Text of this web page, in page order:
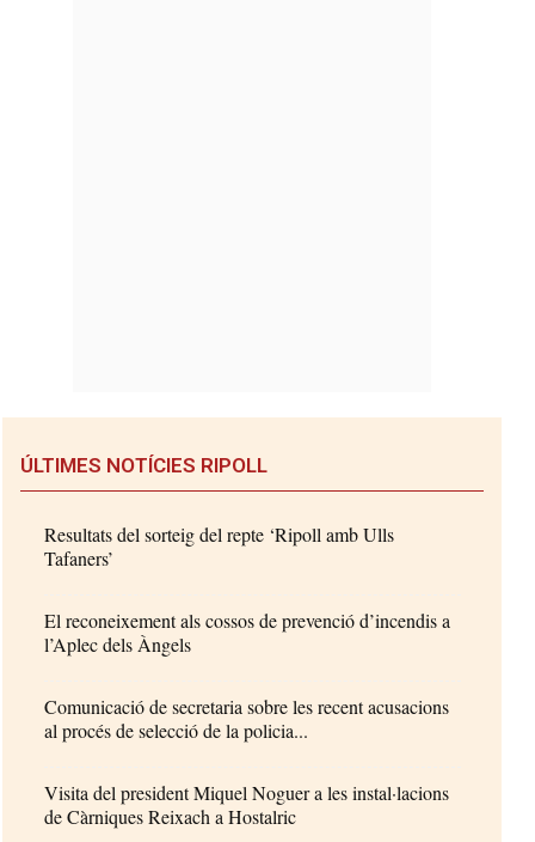
ÚLTIMES NOTÍCIES RIPOLL
Resultats del sorteig del repte ‘Ripoll amb Ulls
Tafaners’
El reconeixement als cossos de prevenció d’incendis a
l’Aplec dels Àngels
Comunicació de secretaria sobre les recent acusacions
al procés de selecció de la policia...
Visita del president Miquel Noguer a les instal·lacions
de Càrniques Reixach a Hostalric